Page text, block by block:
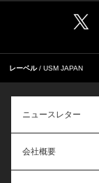
レーベル USM JAPAN
ニュースレター
会社概要